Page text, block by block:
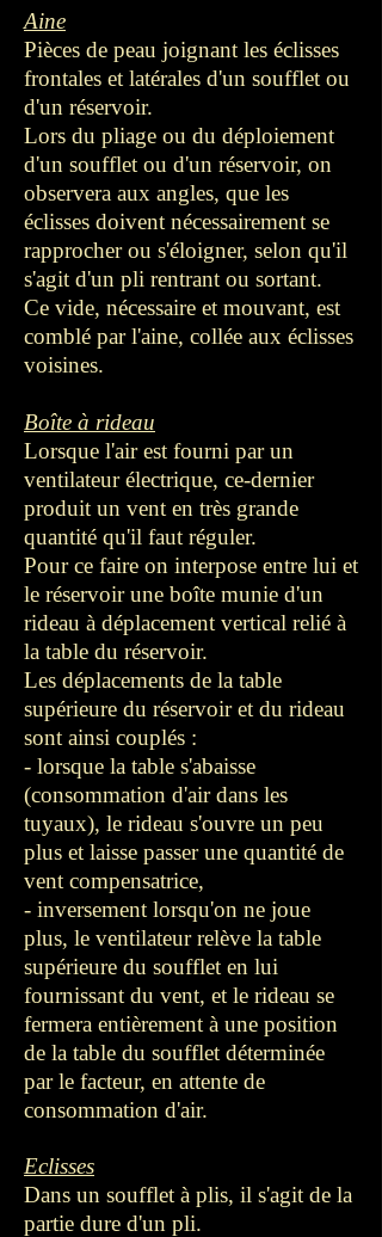
Aine
Pièces de peau joignant les éclisses
frontales et latérales d'un soufflet ou
d'un réservoir.
Lors du pliage ou du déploiement
d'un soufflet ou d'un réservoir, on
observera aux angles, que les
éclisses doivent nécessairement se
rapprocher ou s'éloigner, selon qu'il
s'agit d'un pli rentrant ou sortant.
Ce vide, nécessaire et mouvant, est
comblé par l'aine, collée aux éclisses
voisines.
Boîte à rideau
Lorsque l'air est fourni par un
ventilateur électrique, ce-dernier
produit un vent en très grande
quantité qu'il faut réguler.
Pour ce faire on interpose entre lui et
le réservoir une boîte munie d'un
rideau à déplacement vertical relié à
la table du réservoir.
Les déplacements de la table
supérieure du réservoir et du rideau
sont ainsi couplés :
- lorsque la table s'abaisse
(consommation d'air dans les
tuyaux), le rideau s'ouvre un peu
plus et laisse passer une quantité de
vent compensatrice,
- inversement lorsqu'on ne joue
plus, le ventilateur relève la table
supérieure du soufflet en lui
fournissant du vent, et le rideau se
fermera entièrement à une position
de la table du soufflet déterminée
par le facteur, en attente de
consommation d'air.
Eclisses
Dans un soufflet à plis, il s'agit de la
partie dure d'un pli.